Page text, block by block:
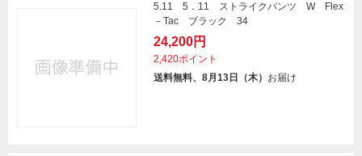
5.11 5．11 ストライクパンツ W Flex
－Tac ブラック 34
24,200円
2,420ポイント
送料無料、8月13日（木） お届け